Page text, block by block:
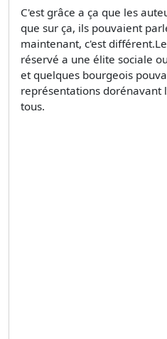
C'est grâce a ça que les
que sur ça, ils pouvaient
maintenant, c'est
réservé a une élite sociale
et quelques bourgeois
représentations dorénavant
tous.